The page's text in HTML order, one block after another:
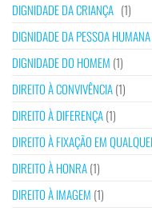
DIGNIDADE DA CRIANÇA (1)
DIGNIDADE DA PESSOA HUMANA
DIGNIDADE DO HOMEM (1)
DIREITO À CONVIVÊNCIA(1)
DIREITO À DIFERENÇA(1)
DIREITO À FIXAÇÃO EM
DIREITO À HONRA(1)
DIREITO À IMAGEM (1)